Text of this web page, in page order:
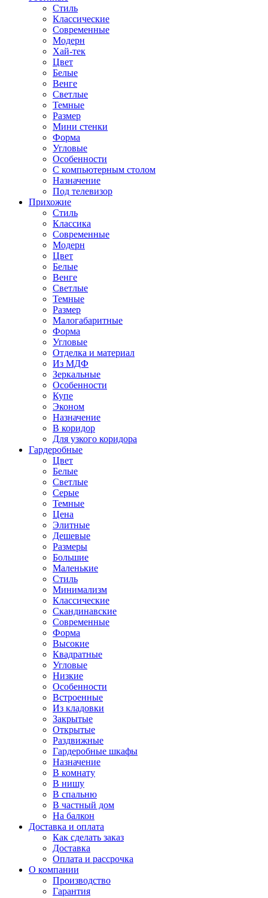
Стиль
Классические
Современные
Модерн
Хай-тек
Цвет
Белые
Венге
Светлые
Темные
Размер
Мини стенки
Форма
Угловые
Особенности
С компьютерным столом
Назначение
Под телевизор
Прихожие
Стиль
Классика
Современные
Модерн
Цвет
Белые
Венге
Светлые
Темные
Размер
Малогабаритные
Форма
Угловые
Отделка и материал
Из МДФ
Зеркальные
Особенности
Купе
Эконом
Назначение
В коридор
Для узкого коридора
Гардеробные
Цвет
Белые
Светлые
Серые
Темные
Цена
Элитные
Дешевые
Размеры
Большие
Маленькие
Стиль
Минимализм
Классические
Скандинавские
Современные
Форма
Высокие
Квадратные
Угловые
Низкие
Особенности
Встроенные
Из кладовки
Закрытые
Открытые
Раздвижные
Гардеробные шкафы
Назначение
В комнату
В нишу
В спальню
В частный дом
На балкон
Доставка и оплата
Как сделать заказ
Доставка
Оплата и рассрочка
О компании
Производство
Гарантия